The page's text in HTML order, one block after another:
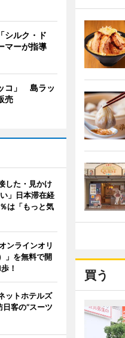
買う
ルク・ド
マーが指導
コ」 島ラッ
売
した・見かけ
」日本滞在経
は「もっと気
ンラインオリ
」を無料で開
！
ットホテルズ
客の“スーツ